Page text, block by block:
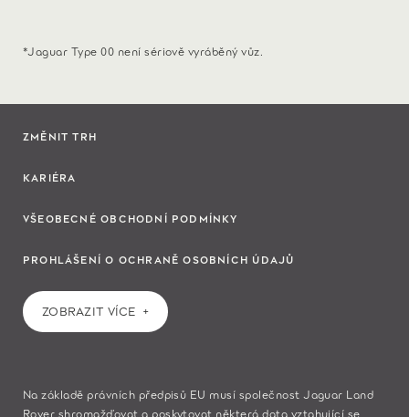
*Jaguar Type 00 není sériově vyráběný vůz.
ZMĚNIT TRH
KARIÉRA
VŠEOBECNÉ OBCHODNÍ PODMÍNKY
PROHLÁŠENÍ O OCHRANĚ OSOBNÍCH ÚDAJŮ
ZOBRAZIT VÍCE
Na základě právních předpisů EU musí společnost Jaguar Land
Rover shromažďovat a poskytovat některá data vztahující se